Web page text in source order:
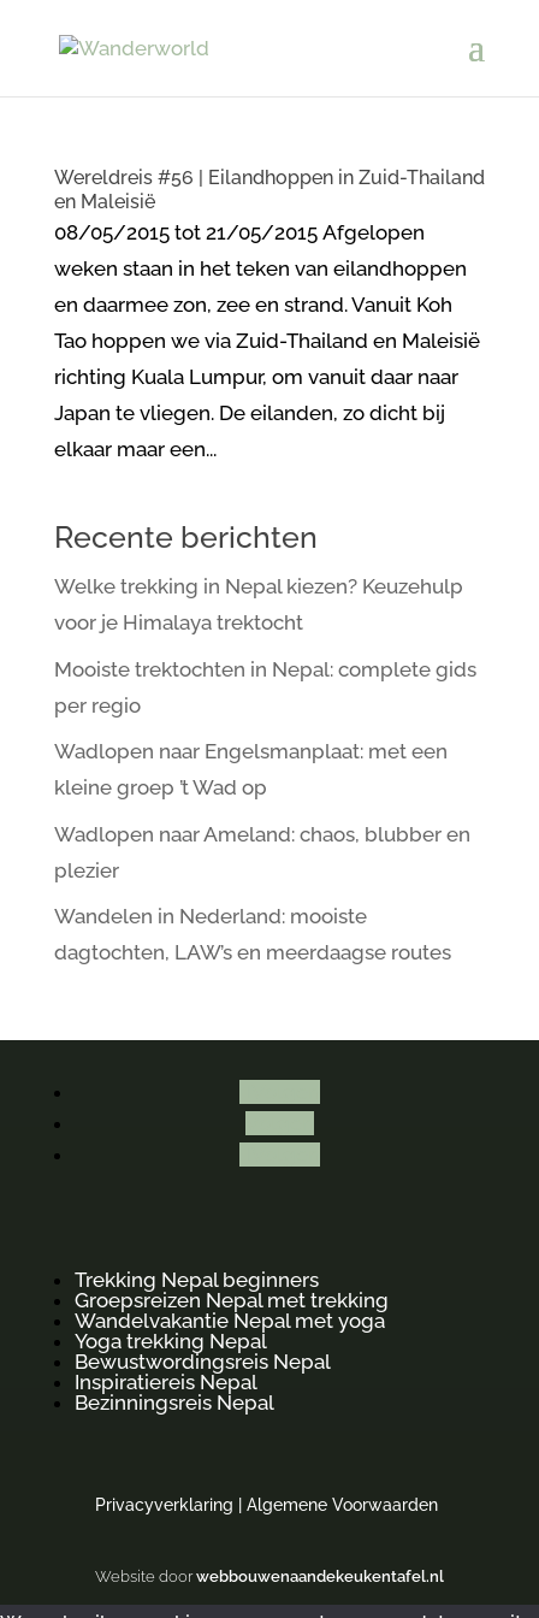
Wereldreis #56 | Eilandhoppen in Zuid-Thailand
en Maleisië
08/05/2015 tot 21/05/2015 Afgelopen
weken staan in het teken van eilandhoppen
en daarmee zon, zee en strand. Vanuit Koh
Tao hoppen we via Zuid-Thailand en Maleisië
richting Kuala Lumpur, om vanuit daar naar
Japan te vliegen. De eilanden, zo dicht bij
elkaar maar een...
Recente berichten
Welke trekking in Nepal kiezen? Keuzehulp
voor je Himalaya trektocht
Mooiste trektochten in Nepal: complete gids
per regio
Wadlopen naar Engelsmanplaat: met een
kleine groep ’t Wad op
Wadlopen naar Ameland: chaos, blubber en
plezier
Wandelen in Nederland: mooiste
dagtochten, LAW’s en meerdaagse routes
Trekking Nepal beginners
Groepsreizen Nepal met trekking
Wandelvakantie Nepal met yoga
Yoga trekking Nepal
Bewustwordingsreis Nepal
Inspiratiereis Nepal
Bezinningsreis Nepal
Privacyverklaring |Algemene Voorwaarden
Website doorwebbouwenaandekeukentafel.nl